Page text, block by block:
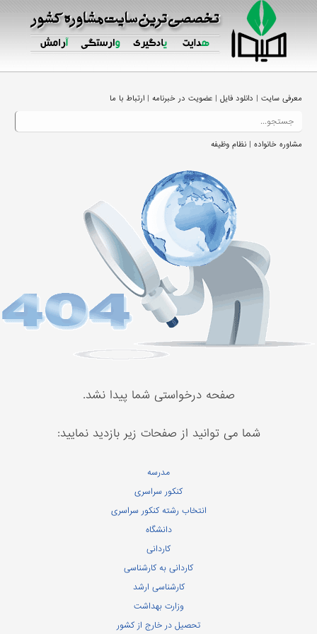
معرفی سایت| دانلود فایل| عضویت در خبرنامه| ارتباط با ما
مشاوره خانواده| نظام وظیفه
صفحه درخواستی شما پیدا نشد.
شما می توانید از صفحات زیر بازدید نمایید:
مدرسه
کنکور سراسری
انتخاب رشته کنکور سراسری
دانشگاه
کاردانی
کاردانی به کارشناسی
کارشناسی ارشد
وزارت بهداشت
تحصیل در خارج از کشور